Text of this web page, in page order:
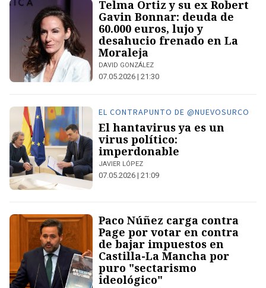
Telma Ortiz y su ex Robert
Gavin Bonnar: deuda de
60.000 euros, lujo y
desahucio frenado en La
Moraleja
DAVID GONZÁLEZ
07.05.2026 | 21:30
EL CONTRAPUNTO DE @NUEVOSURCO
El hantavirus ya es un
virus político:
imperdonable
JAVIER LÓPEZ
07.05.2026 | 21:09
Paco Núñez carga contra
Page por votar en contra
de bajar impuestos en
Castilla-La Mancha por
puro "sectarismo
ideológico"